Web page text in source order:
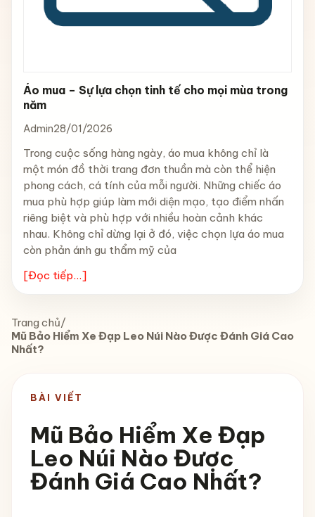
Áo mua – Sự lựa chọn tinh tế cho mọi mùa trong
năm
Admin28/01/2026
Trong cuộc sống hàng ngày, áo mua không chỉ là
một món đồ thời trang đơn thuần mà còn thể hiện
phong cách, cá tính của mỗi người. Những chiếc áo
mua phù hợp giúp làm mới diện mạo, tạo điểm nhấn
riêng biệt và phù hợp với nhiều hoàn cảnh khác
nhau. Không chỉ dừng lại ở đó, việc chọn lựa áo mua
còn phản ánh gu thẩm mỹ của
[Đọc tiếp...]
Trang chủ/
Mũ Bảo Hiểm Xe Đạp Leo Núi Nào Được Đánh Giá Cao
Nhất?
BÀI VIẾT
Mũ Bảo Hiểm Xe Đạp
Leo Núi Nào Được
Đánh Giá Cao Nhất?